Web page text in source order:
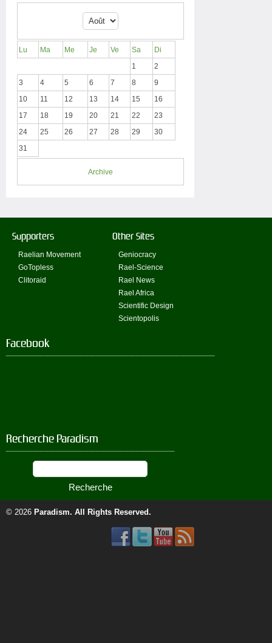
Lu Ma Me Je Ve Sa
Di
1
2
3
4 5 6 7 8
9
10
11 12 13 14 15
16
17
18 19 20 21 22
23
24
25 26 27 28 29
30
31
Archive
Supporters
Raelian Movement
GoTopless
Clitoraid
Other Sites
Geniocracy
Rael-Science
Rael News
Rael Africa
Scientific Design
Scientopolis
Facebook
Recherche Paradism
© 2026 Paradism. All Rights Reserved.